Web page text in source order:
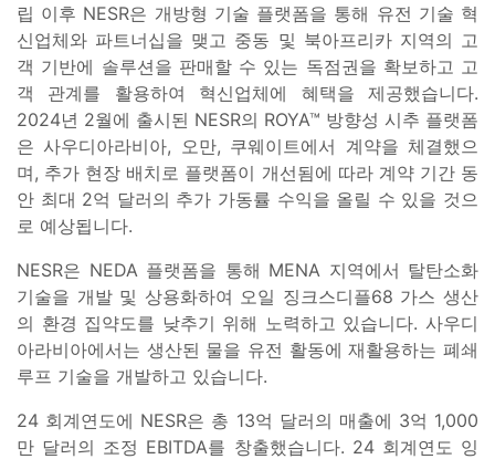
립 이후 NESR은 개방형 기술 플랫폼을 통해 유전 기술 혁
신업체와 파트너십을 맺고 중동 및 북아프리카 지역의 고
객 기반에 솔루션을 판매할 수 있는 독점권을 확보하고 고
객 관계를 활용하여 혁신업체에 혜택을 제공했습니다.
2024년 2월에 출시된 NESR의 ROYA™ 방향성 시추 플랫폼
은 사우디아라비아, 오만, 쿠웨이트에서 계약을 체결했으
며, 추가 현장 배치로 플랫폼이 개선됨에 따라 계약 기간 동
안 최대 2억 달러의 추가 가동률 수익을 올릴 수 있을 것으
로 예상됩니다.
NESR은 NEDA 플랫폼을 통해 MENA 지역에서 탈탄소화
기술을 개발 및 상용화하여 오일 징크스디플68 가스 생산
의 환경 집약도를 낮추기 위해 노력하고 있습니다. 사우디
아라비아에서는 생산된 물을 유전 활동에 재활용하는 폐쇄
루프 기술을 개발하고 있습니다.
24 회계연도에 NESR은 총 13억 달러의 매출에 3억 1,000
만 달러의 조정 EBITDA를 창출했습니다. 24 회계연도 잉